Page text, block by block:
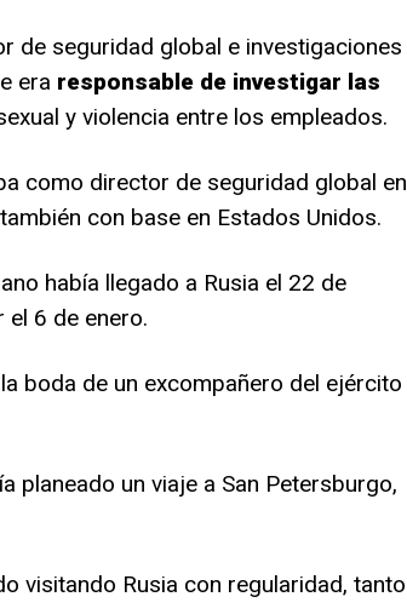
de seguridad global e investigaciones
era responsable de investigar las
y violencia entre los empleados.
como director de seguridad global en
con base en Estados Unidos.
había llegado a Rusia el 22 de
6 de enero.
boda de un excompañero del ejército
planeado un viaje a San Petersburgo,
visitando Rusia con regularidad, tanto